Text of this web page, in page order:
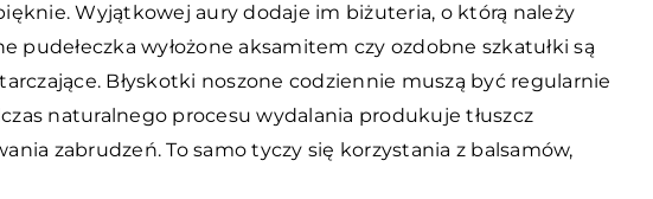
Wyjątkowej aury dodaje im biżuteria, o którą należy
pudełeczka wyłożone aksamitem czy ozdobne szkatułki są
Błyskotki noszone codziennie muszą być regularnie
naturalnego procesu wydalania produkuje tłuszcz
zabrudzeń. To samo tyczy się korzystania z balsamów,